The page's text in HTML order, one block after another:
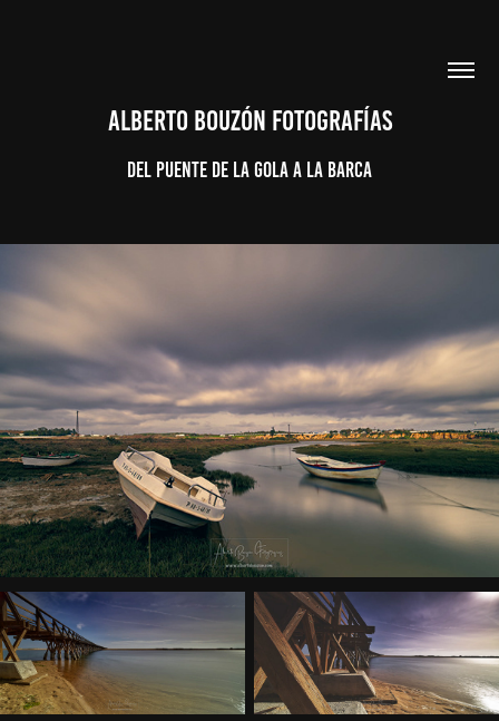
ALBERTO BOUZÓN FOTOGRAFÍAS
Del Puente de la Gola a la Barca